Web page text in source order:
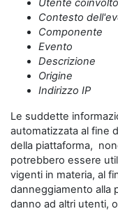
Utente coinvolto
Contesto
Componente
Evento
Descrizione
Origine
Indirizzo IP
Le suddette
automatizzata al fine
della piattaforma,
potrebbero essere
vigenti in materia, al
danneggiamento alla
danno ad altri utenti,